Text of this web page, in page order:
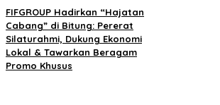
FIFGROUP Hadirkan “Hajatan
Cabang” di Bitung: Pererat
Silaturahmi, Dukung Ekonomi
Lokal & Tawarkan Beragam
Promo Khusus